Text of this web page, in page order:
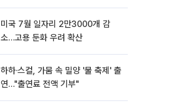
미국 7월 일자리 2만3000개 감
소…고용 둔화 우려 확산
하하·스컬, 가뭄 속 밀양 '물 축제' 출
연…"출연료 전액 기부"